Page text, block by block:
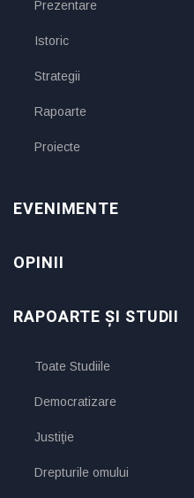
Prezentare
Istoric
Strategii
Rapoarte
Proiecte
EVENIMENTE
OPINII
RAPOARTE ȘI STUDII
Toate Studiile
Democratizare
Justiţie
Drepturile omului